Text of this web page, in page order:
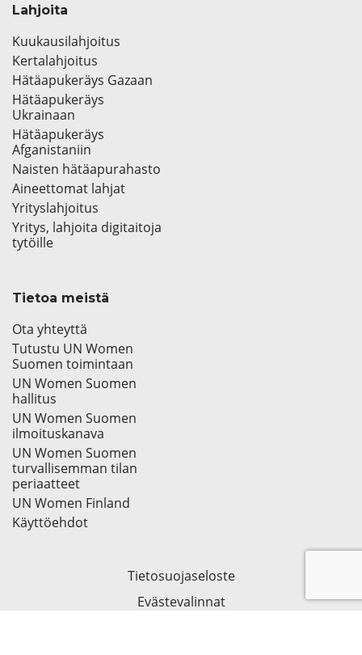
Lahjoita
Kuukausilahjoitus
Kertalahjoitus
Hätäapukeräys Gazaan
Hätäapukeräys
Ukrainaan
Hätäapukeräys
Afganistaniin
Naisten hätäapurahasto
Aineettomat lahjat
Yrityslahjoitus
Yritys, lahjoita digitaitoja
tytöille
Tietoa meistä
Ota yhteyttä
Tutustu UN Women
Suomen toimintaan
UN Women Suomen
hallitus
UN Women Suomen
ilmoituskanava
UN Women Suomen
turvallisemman tilan
periaatteet
UN Women Finland
Käyttöehdot
Tietosuojaseloste
Evästevalinnat